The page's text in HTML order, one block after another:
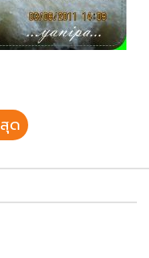
ด